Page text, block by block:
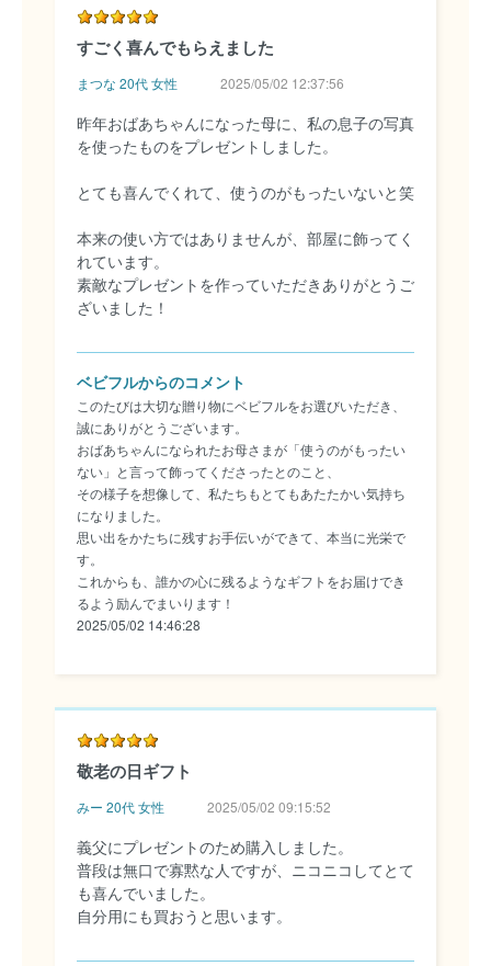
すごく喜んでもらえました
まつな 20代 女性 2025/05/02 12:37:56
昨年おばあちゃんになった母に、私の息子の写真
を使ったものをプレゼントしました。
とても喜んでくれて、使うのがもったいないと笑
本来の使い方ではありませんが、部屋に飾ってく
れています。
素敵なプレゼントを作っていただきありがとうご
ざいました！
ベビフルからのコメント
このたびは大切な贈り物にベビフルをお選びいただき、
誠にありがとうございます。
おばあちゃんになられたお母さまが「使うのがもったい
ない」と言って飾ってくださったとのこと、
その様子を想像して、私たちもとてもあたたかい気持ち
になりました。
思い出をかたちに残すお手伝いができて、本当に光栄で
す。
これからも、誰かの心に残るようなギフトをお届けでき
るよう励んでまいります！
2025/05/02 14:46:28
敬老の日ギフト
みー 20代 女性 2025/05/02 09:15:52
義父にプレゼントのため購入しました。
普段は無口で寡黙な人ですが、ニコニコしてとて
も喜んでいました。
自分用にも買おうと思います。